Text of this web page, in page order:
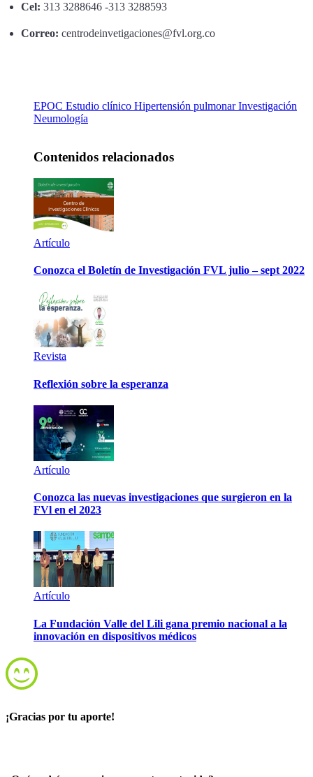
Cel: 313 3288646 -313 3288593
Correo: centrodeinvetigaciones@fvl.org.co
EPOC Estudio clínico Hipertensión pulmonarInvestigación
Neumología
Contenidos relacionados
Artículo
Conozca el Boletín de Investigación FVL julio – sept 2022
Revista
Reflexión sobre la esperanza
Artículo
Conozca las nuevas investigaciones que surgieron en la
FVl en el 2023
Artículo
La Fundación Valle del Lili gana premio nacional a la
innovación en dispositivos médicos
¡Gracias por tu aporte!